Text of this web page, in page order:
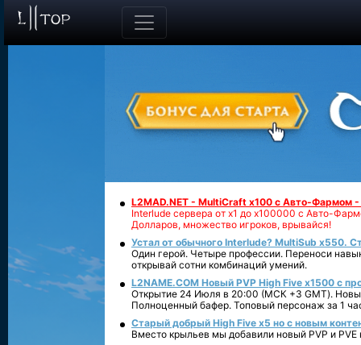
L2MAD.NET - MultiCraft x100 с Авто-Фармом
Interlude сервера от х1 до х100000 с Авто-
Долларов, множество игроков, врывайся!
Устал от обычного Interlude? MultiSub x550.
Один герой. Четыре профессии. Переноси
открывай сотни комбинаций умений.
L2NAME.COM Новый PVP High Five x1500 с
Открытие 24 Июля в 20:00 (МСК +3 GMT).
Полноценный бафер. Топовый персонаж за 1
Старый добрый High Five x5 но с новым
Вместо крыльев мы добавили новый PVP и PVE